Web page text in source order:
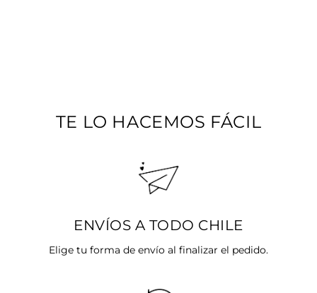
TE LO HACEMOS FÁCIL
ENVÍOS A TODO CHILE
Elige tu forma de envío al finalizar el pedido.